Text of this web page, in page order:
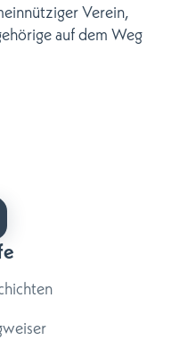
Verein,
auf dem Weg